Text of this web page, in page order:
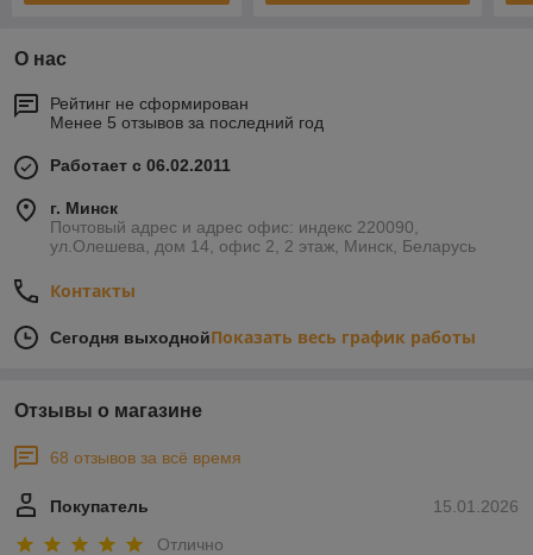
О нас
Рейтинг не сформирован
Менее 5 отзывов за последний год
Работает с 06.02.2011
г. Минск
Почтовый адрес и адрес офис: индекс 220090,
ул.Олешева, дом 14, офис 2, 2 этаж, Минск, Беларусь
Контакты
Сегодня выходнойПоказать весь график работы
Отзывы о магазине
68 отзывов за всё время
15.01.2026
Покупатель
Отлично